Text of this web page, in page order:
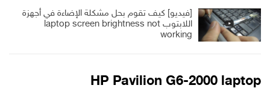
[فيديو] كيف تقوم بحل مشكلة الإضاءة في أجهزة
اللابتوب laptop screen brightness not
working
HP Pavilion G6-2000 laptop